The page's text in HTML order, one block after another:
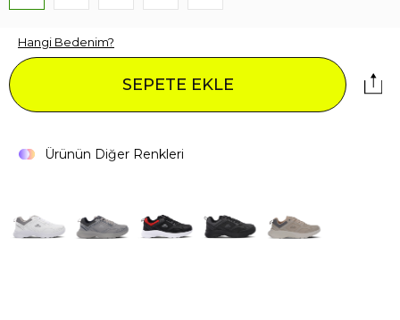
Hangi Bedenim?
SEPETE EKLE
Ürünün Diğer Renkleri